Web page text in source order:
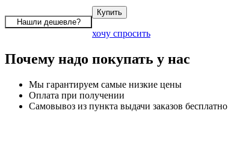
хочу спросить
Почему надо покупать у нас
Мы гарантируем самые низкие цены
Оплата при получении
Самовывоз из пункта выдачи заказов бесплатно